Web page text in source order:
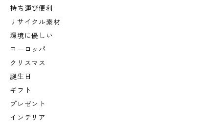
持ち運び便利
リサイクル素材
環境に優しい
ヨーロッパ
クリスマス
誕生日
ギフト
プレゼント
インテリア